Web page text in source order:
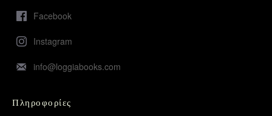
Facebook
Instagram
info@loggiabooks.com
Πληροφορίες